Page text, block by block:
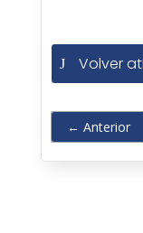
Volver
← Anterior